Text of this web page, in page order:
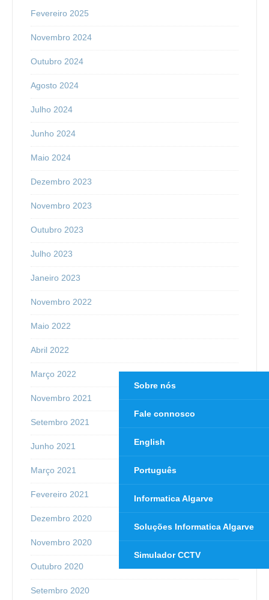
Fevereiro 2025
Novembro 2024
Outubro 2024
Agosto 2024
Julho 2024
Junho 2024
Maio 2024
Dezembro 2023
Novembro 2023
Outubro 2023
Julho 2023
Janeiro 2023
Novembro 2022
Maio 2022
Abril 2022
Março 2022
Novembro 2021
Setembro 2021
Junho 2021
Março 2021
Fevereiro 2021
Dezembro 2020
Novembro 2020
Outubro 2020
Setembro 2020
Sobre nós
Fale connosco
English
Português
Informatica Algarve
Soluções Informatica Algarve
Simulador CCTV